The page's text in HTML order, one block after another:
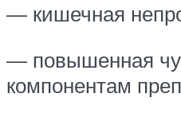
— кишечная
— повышенная
компонентам